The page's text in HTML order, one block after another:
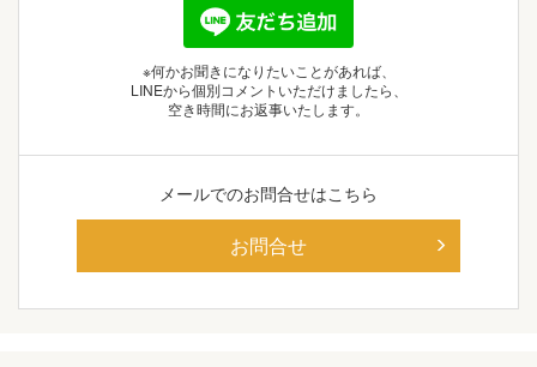
※何かお聞きになりたいことがあれば、
LINEから個別コメントいただけましたら、
空き時間にお返事いたします。
メールでのお問合せはこちら
お問合せ